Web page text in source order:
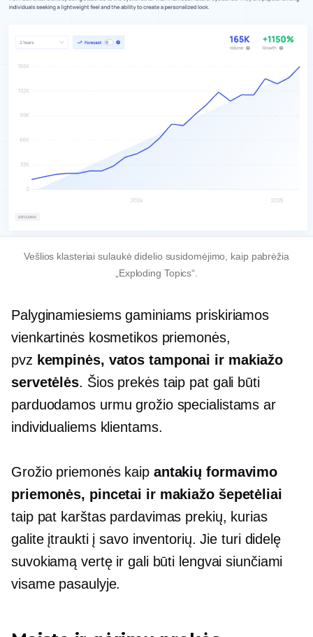
Vešlios klasteriai sulaukė didelio susidomėjimo, kaip pabrėžia
„Exploding Topics“.
Palyginamiesiems gaminiams priskiriamos
vienkartinės kosmetikos priemonės,
pvz kempinės, vatos tamponai ir makiažo
servetėlės. Šios prekės taip pat gali būti
parduodamos urmu grožio specialistams ar
individualiems klientams.
Grožio priemonės kaip antakių formavimo
priemonės, pincetai ir makiažo šepetėliai
taip pat karštas pardavimas prekių, kurias
galite įtraukti į savo inventorių. Jie turi didelę
suvokiamą vertę ir gali būti lengvai siunčiami
visame pasaulyje.